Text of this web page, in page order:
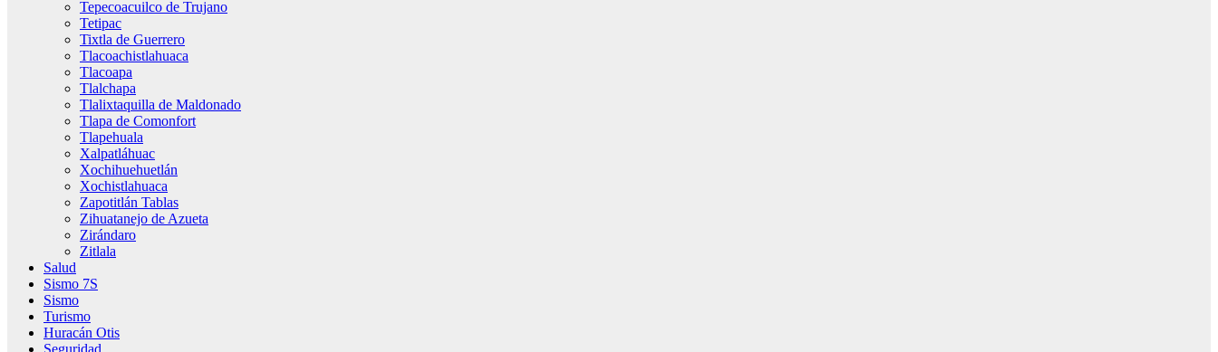
Tepecoacuilco de Trujano
Tetipac
Tixtla de Guerrero
Tlacoachistlahuaca
Tlacoapa
Tlalchapa
Tlalixtaquilla de Maldonado
Tlapa de Comonfort
Tlapehuala
Xalpatláhuac
Xochihuehuetlán
Xochistlahuaca
Zapotitlán Tablas
Zihuatanejo de Azueta
Zirándaro
Zitlala
Salud
Sismo 7S
Sismo
Turismo
Huracán Otis
Seguridad